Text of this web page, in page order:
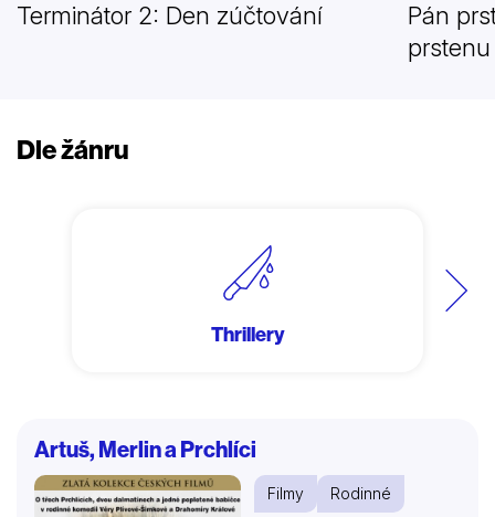
Terminátor 2: Den zúčtování
Pán
prstenu
Dle žánru
Další
Thrillery
Artuš, Merlin a Prchlíci
Filmy Rodinné